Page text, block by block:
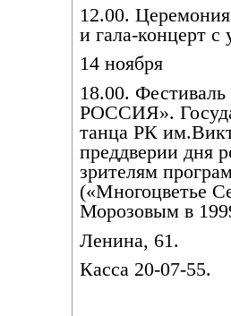
12.00.
и гала-концерт с
14 ноября
18.00.
РОССИЯ».
танца РК
преддверии дня
зрителям
(«Многоцветье
Морозовым в
Ленина, 61.
Касса 20-07-55.